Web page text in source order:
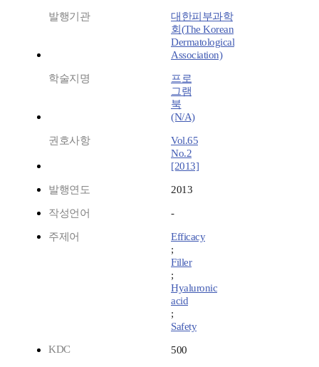
발행기관
대한피부과학
회(The Korean
Dermatological
Association)
학술지명
프로
그램
북
(N/A)
권호사항
Vol.65
No.2
[2013]
발행연도 2013
작성언어 -
주제어
Efficacy
;
Filler
;
Hyaluronic
acid
;
Safety
KDC
500